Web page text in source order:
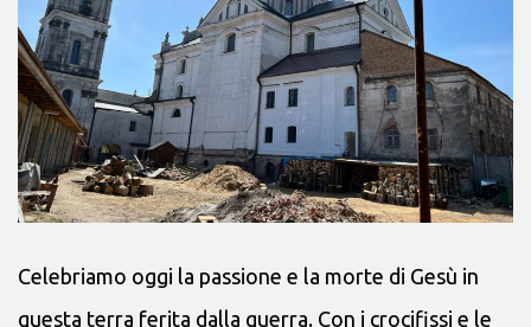
Celebriamo oggi la passione e la morte di Gesù in
questa terra ferita dalla guerra. Con i crocifissi e le